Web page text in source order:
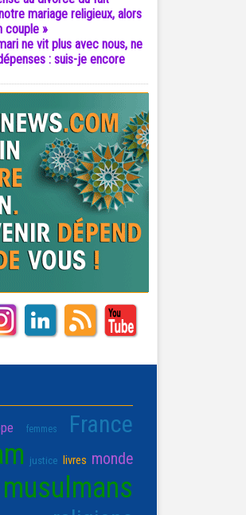
mariage religieux, alors
couple »
ne vit plus avec nous, ne
: suis-je encore
femmes France
justice livres monde
musulmans